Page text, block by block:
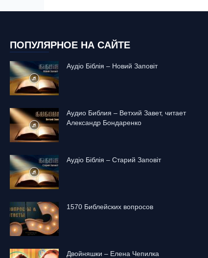
ПОПУЛЯРНОЕ НА САЙТЕ
Аудіо Біблія – Новий Заповіт
Аудио Библия – Ветхий Завет, читает
Александр Бондаренко
Аудіо Біблія – Старий Заповіт
1570 Библейских вопросов
Двойняшки – Елена Чепилка